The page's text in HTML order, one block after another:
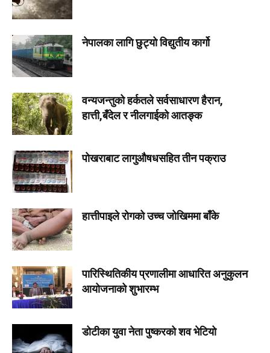
नेपालका लागि छुट्यो विद्युतीय कार्गो
वन्यजन्तुको हर्कतले सर्वसाधारण हैरान,
हात्ती,बँदेल र नीलगाईको आतङ्क
पोखराबाट लागुऔषधसहित तीन पक्राउ
हात्तीपाइले रोगको उच्च जोखिममा बाँके
पारिस्थितिकीय प्रणालीमा आधारित अनुकुलन
आयोजनाको शुभारम्भ
डोटीका युवा नेता पुष्करको शव भेटियो